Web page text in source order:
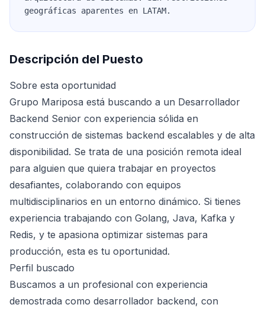
geográficas aparentes en LATAM.
Descripción del Puesto
Sobre esta oportunidad
Grupo Mariposa está buscando a un Desarrollador
Backend Senior con experiencia sólida en
construcción de sistemas backend escalables y de alta
disponibilidad. Se trata de una posición remota ideal
para alguien que quiera trabajar en proyectos
desafiantes, colaborando con equipos
multidisciplinarios en un entorno dinámico. Si tienes
experiencia trabajando con Golang, Java, Kafka y
Redis, y te apasiona optimizar sistemas para
producción, esta es tu oportunidad.
Perfil buscado
Buscamos a un profesional con experiencia
demostrada como desarrollador backend, con